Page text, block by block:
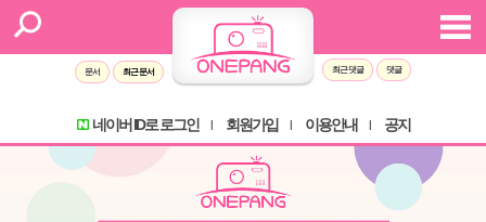
문서 최근 문서 최근 댓글 댓글
네이버 ID로 로그인 회원가입 이용안내 공지